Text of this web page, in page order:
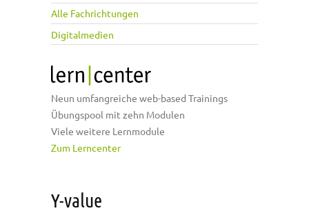
Alle Fachrichtungen
Digitalmedien
Neun umfangreiche web-based Trainings
Übungspool mit zehn Modulen
Viele weitere Lernmodule
Zum Lerncenter
Y-value